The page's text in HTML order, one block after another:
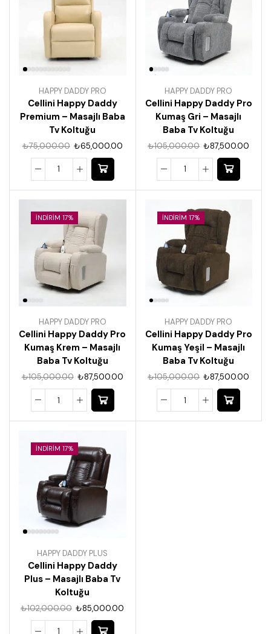
HAPPY DADDY PRO
Cellini Happy Daddy
Premium – Masajlı Baba
Tv Koltuğu
₺75,000.00 ₺65,000.00
HAPPY DADDY PRO
Cellini Happy Daddy Pro
Kumaş Gri – Masajlı
Baba Tv Koltuğu
₺105,000.00 ₺87,500.00
İNDIRIM 17%
HAPPY DADDY PRO
Cellini Happy Daddy Pro
Kumaş Krem – Masajlı
Baba Tv Koltuğu
₺105,000.00 ₺87,500.00
İNDIRIM 17%
HAPPY DADDY PRO
Cellini Happy Daddy Pro
Kumaş Yeşil – Masajlı
Baba Tv Koltuğu
₺105,000.00 ₺87,500.00
İNDIRIM 17%
HAPPY DADDY PLUS
Cellini Happy Daddy
Plus – Masajlı Baba Tv
Koltuğu
₺102,000.00 ₺85,000.00